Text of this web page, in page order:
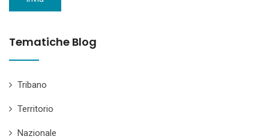
Tematiche Blog
Tribano
Territorio
Nazionale